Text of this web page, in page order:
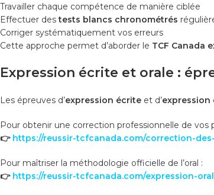
Travailler chaque compétence de manière ciblée
Effectuer destests blancs chronométrés
Corriger systématiquement vos erreurs
Cette approche permet d’aborder le TCF Canada
Expression écrite et orale :
Les épreuves d’expression écrite et d’expression
Pour obtenir une correction professionnelle de vos
👉 https://reussir-tcfcanada.com/correction-
Pour maîtriser la méthodologie officielle de l’oral :
👉 https://reussir-tcfcanada.com/expression-